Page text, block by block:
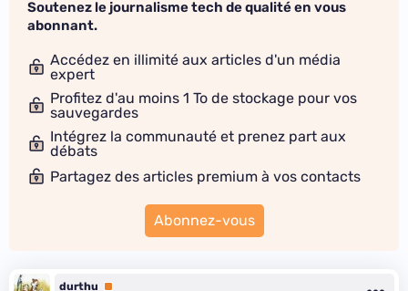
Soutenez le journalisme tech de qualité en vous
abonnant.
Accédez en illimité aux articles d'un média
expert
Profitez d'au moins 1 To de stockage pour vos
sauvegardes
Intégrez la communauté et prenez part aux
débats
Partagez des articles premium à vos contacts
Abonnez-vous
durthu
Premium